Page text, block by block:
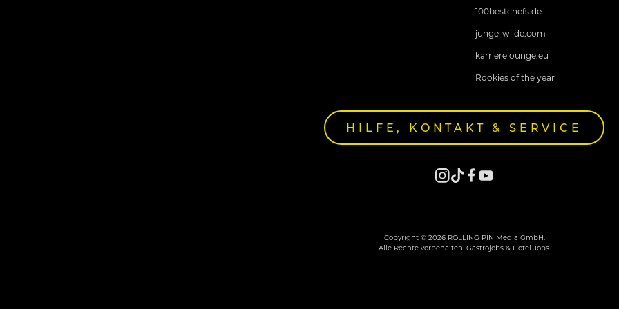
100bestchefs.de
junge-wilde.com
karrierelounge.eu
Rookies of the year
HILFE, KONTAKT & SERVICE
Copyright © 2026 ROLLING PIN Media GmbH.
Alle Rechte vorbehalten. Gastrojobs & Hotel Jobs.